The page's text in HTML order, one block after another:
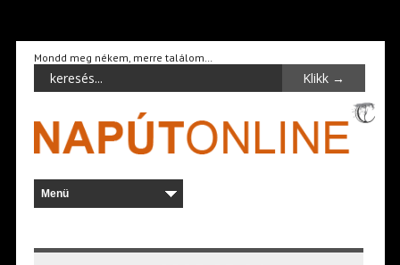
Mondd meg nékem, merre találom…